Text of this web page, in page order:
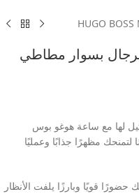
HUGO BOSS
بسوار مطاطي
لها مع ساعة هوغو بوس
مظهرًا جذابًا وعمليًا
قويًا وبارزًا يلفت الأنظار